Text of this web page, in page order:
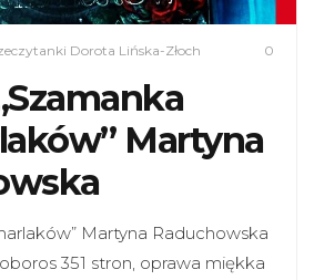
Dorota Lińska-Złoch 0
Martyna
Martyna Raduchowska
351 stron, oprawa miękka